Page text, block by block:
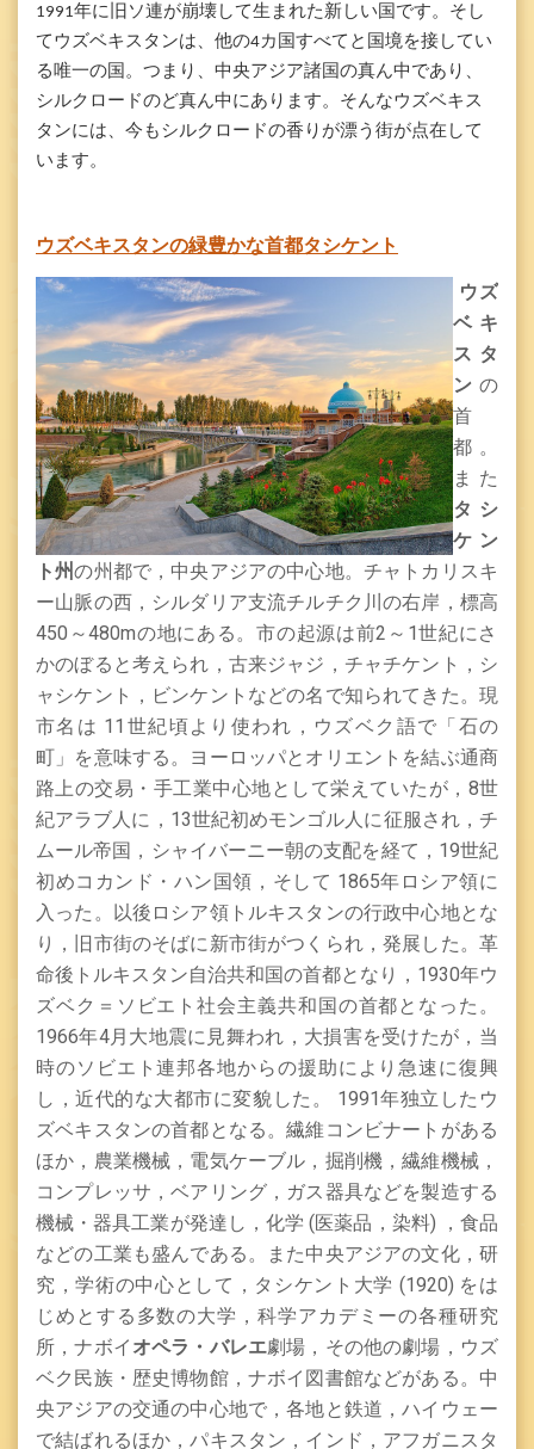
1991年に旧ソ連が崩壊して生まれた新しい国です。そし
てウズベキスタンは、他の4カ国すべてと国境を接してい
る唯一の国。つまり、中央アジア諸国の真ん中であり、
シルクロードのど真ん中にあります。 そんなウズベキス
タンには、今もシルクロードの香りが漂う街が点在して
います。
ウズベキスタンの緑豊かな首都タシケント
ウズ
ベキ
スタ
ン の
首
都。
また
タシ
ケン
ト州の州都で，中央アジアの中心地。チャトカリスキ
ー山脈の西，シルダリア支流チルチク 川の右岸，標高
450 ～480mの地にある。市の起源は前2 ～ 1世紀にさ
かのぼると考えられ，古来ジャジ，チャチケント，シ
ャシケント，ビンケントなどの名で知られてきた。現
市名は 11 世紀頃より使われ，ウズベク 語で「石の
町」を意味する。ヨーロッパとオリエントを結ぶ通商
路上の交易・手工業中心地として栄えていたが， 8世
紀アラブ人に， 13世紀初めモンゴル人に征服され，チ
ムール帝国，シャイバーニー朝の支配を経て， 19世紀
初めコカンド・ハン国領，そして 1865年ロシア領に
入った。以後ロシア領トルキスタンの行政中心地とな
り，旧市街のそばに新市街がつくられ，発展した。革
命後トルキスタン自治共和国の首都となり， 1930年ウ
ズベク＝ソビエト社会主義共和国の首都となった。
1966年4月大地震に見舞われ，大損害を受けたが，当
時のソビエト連邦各地からの援助により急速に復興
し，近代的な大都市に変貌した。
1991年独立したウ
ズベキスタンの首都となる。繊維コンビナートがある
ほか，農業機械 ，電気ケーブル，掘削機，繊維機械，
コンプレッサ，ベアリング，ガス器具などを製造する
機械・器具工業が発達し，化学 (医薬品，染料)
，食品
などの工業も盛んである。また中央アジアの文化，研
究，学術の中心として，タシケント大学 (1920) をは
じめとする多数の大学，科学アカデミーの各種研究
所，ナボイ オペラ・バレエ劇場，その他の劇場，ウズ
ベク民族・歴史博物館，ナボイ図書館などがある。中
央アジアの交通の中心地で，各地と鉄道，ハイウェー
で結ばれるほか，パキスタン，インド，アフガニスタ